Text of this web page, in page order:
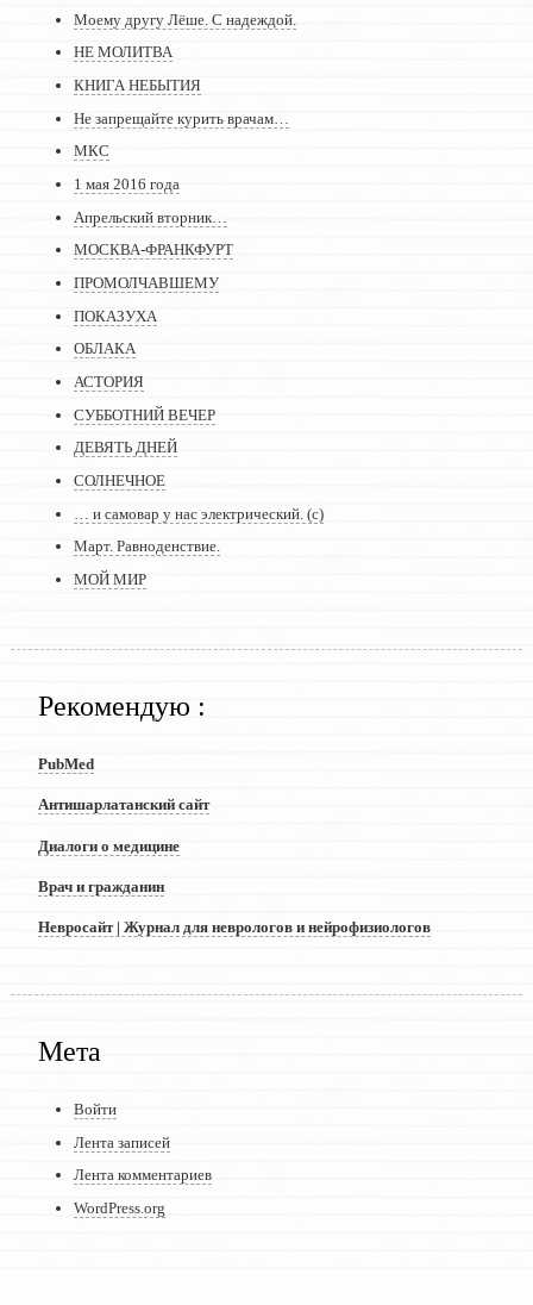
Моему другу Лёше. С надеждой.
НЕ МОЛИТВА
КНИГА НЕБЫТИЯ
Не запрещайте курить врачам…
МКС
1 мая 2016 года
Апрельский вторник…
МОСКВА-ФРАНКФУРТ
ПРОМОЛЧАВШЕМУ
ПОКАЗУХА
ОБЛАКА
АСТОРИЯ
СУББОТНИЙ ВЕЧЕР
ДЕВЯТЬ ДНЕЙ
СОЛНЕЧНОЕ
… и самовар у нас электрический. (с)
Март. Равноденствие.
МОЙ МИР
Рекомендую :
PubMed
Антишарлатанский сайт
Диалоги о медицине
Врач и гражданин
Невросайт | Журнал для неврологов и нейрофизиологов
Мета
Войти
Лента записей
Лента комментариев
WordPress.org